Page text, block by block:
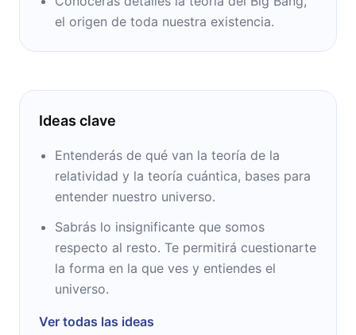
el origen de toda nuestra existencia.
Ideas clave
Entenderás de qué van la teoría de la
relatividad y la teoría cuántica, bases para
entender nuestro universo.
Sabrás lo insignificante que somos
respecto al resto. Te permitirá cuestionarte
la forma en la que ves y entiendes el
universo.
Ver todas las ideas